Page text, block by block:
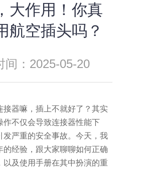
大作用！你真
航空插头吗？
间：2025-05-20
接器嘛，插上不就好了？其实
作不仅会导致连接器性能下
发严重的安全事故。今天，我
的经验，跟大家聊聊如何正确
以及使用手册在其中扮演的重